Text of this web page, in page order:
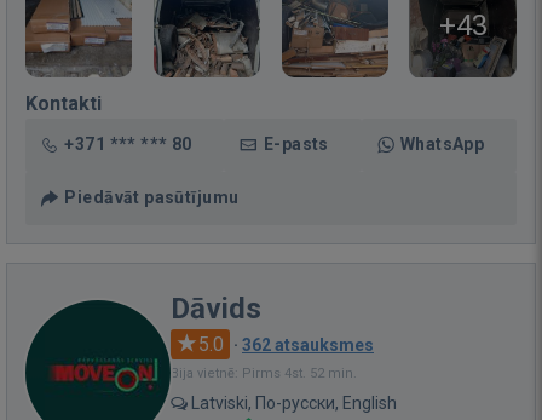
+43
Kontakti
+371 *** *** 80 E-pasts WhatsApp
Piedāvāt pasūtījumu
Dāvids
5.0 · 362 atsauksmes
Bija vietnē: Pirms 4st. 52 min.
Latviski, По-русски, English